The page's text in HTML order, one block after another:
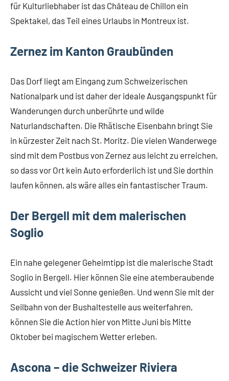
für Kulturliebhaber ist das Château de Chillon ein
Spektakel, das Teil eines Urlaubs in Montreux ist.
Zernez im Kanton Graubünden
Das Dorf liegt am Eingang zum Schweizerischen
Nationalpark und ist daher der ideale Ausgangspunkt für
Wanderungen durch unberührte und wilde
Naturlandschaften. Die Rhätische Eisenbahn bringt Sie
in kürzester Zeit nach St. Moritz. Die vielen Wanderwege
sind mit dem Postbus von Zernez aus leicht zu erreichen,
so dass vor Ort kein Auto erforderlich ist und Sie dorthin
laufen können, als wäre alles ein fantastischer Traum.
Der Bergell mit dem malerischen
Soglio
Ein nahe gelegener Geheimtipp ist die malerische Stadt
Soglio in Bergell. Hier können Sie eine atemberaubende
Aussicht und viel Sonne genießen. Und wenn Sie mit der
Seilbahn von der Bushaltestelle aus weiterfahren,
können Sie die Action hier von Mitte Juni bis Mitte
Oktober bei magischem Wetter erleben.
Ascona – die Schweizer Riviera